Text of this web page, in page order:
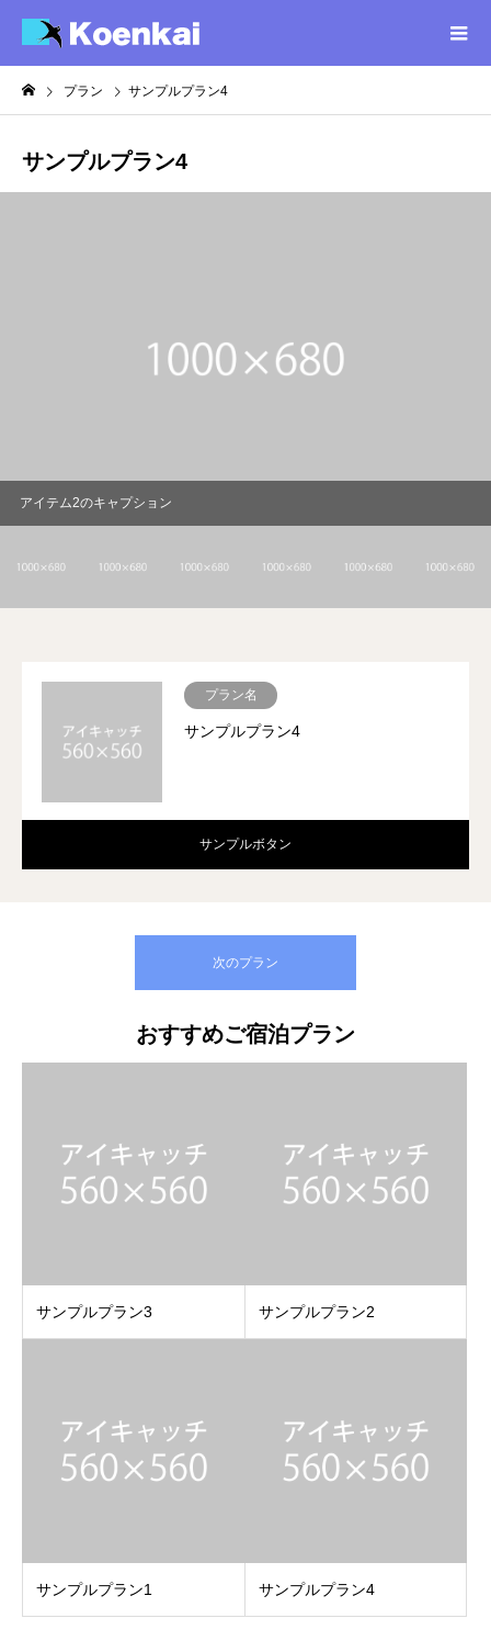
プラン サンプルプラン4
サンプルプラン4
アイテム2のキャプション
プラン名
サンプルプラン4
サンプルボタン
次のプラン
おすすめご宿泊プラン
サンプルプラン3 サンプルプラン2
サンプルプラン1 サンプルプラン4